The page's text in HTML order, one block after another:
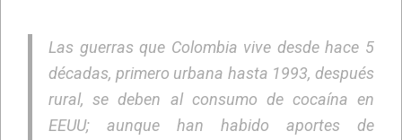
Las guerras que Colombia vive desde hace 5
décadas, primero urbana hasta 1993, después
rural, se deben al consumo de cocaína en
EEUU; aunque han habido aportes de